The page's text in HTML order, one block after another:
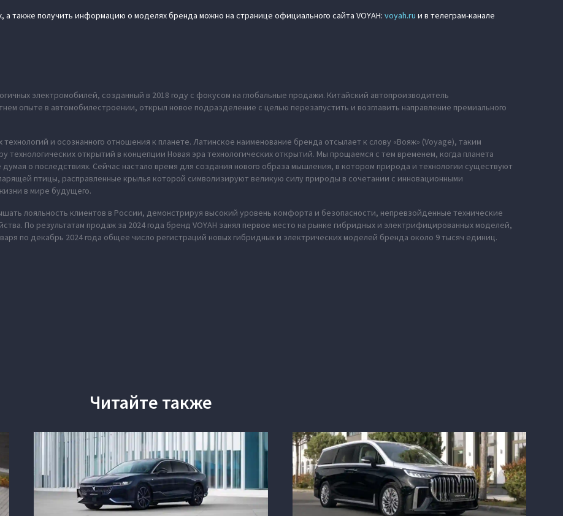
также получить информацию о моделях бренда можно на странице официального сайта VOYAH: voyah.ru и в телеграм-канале
электромобилей, созданный в 2018 году с фокусом на глобальные продажи. Китайский автопроизводитель
опыте в автомобилестроении, открыл новое подразделение с целью перезапустить и возглавить направление премиального
и осознанного отношения к планете. Латинское наименование бренда отсылает к слову «Вояж» (Voyage), таким
технологических открытий в концепции Новая эра технологических открытий. Мы прощаемся с тем временем, когда планета
о последствиях. Сейчас настало время для создания нового образа мышления, в котором природа и технологии существуют
птицы, расправленные крылья которой символизируют великую силу природы в сочетании с инновационными
в мире будущего.
лояльность клиентов в России, демонстрируя высокий уровень комфорта и безопасности, непревзойденные технические
По результатам продаж за 2024 года бренд VOYAH занял первое место на рынке гибридных и электрифицированных моделей,
по декабрь 2024 года общее число регистраций новых гибридных и электрических моделей бренда около 9 тысяч единиц.
Читайте также